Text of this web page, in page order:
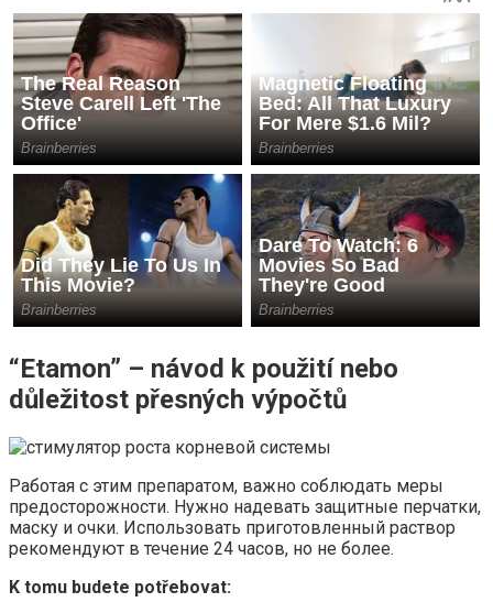
“Etamon” – návod k použití nebo
důležitost přesných výpočtů
Работая с этим препаратом, важно соблюдать меры
предосторожности. Нужно надевать защитные перчатки,
маску и очки. Использовать приготовленный раствор
рекомендуют в течение 24 часов, но не более.
K tomu budete potřebovat: